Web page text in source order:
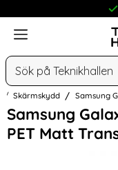
Meny
Sök
Skärmskydd Samsung
Samsung
PET Matt
Hoppa
över
Bilder